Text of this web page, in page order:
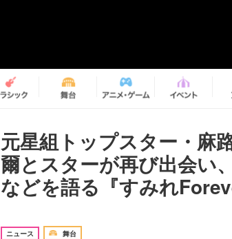
元星組トップスター・
爾とスターが再び出会い
などを語る『すみれ
ニュース 舞台